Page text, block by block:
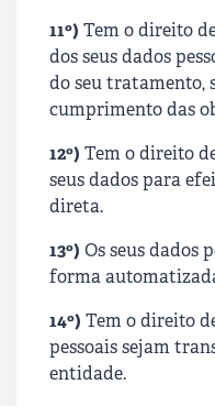
11º) Tem o direito
dos seus dados
do seu tratamento,
cumprimento das
12º) Tem o direito
seus dados para
direta.
13º) Os seus dados
forma
14º) Tem o direito
pessoais sejam
entidade.